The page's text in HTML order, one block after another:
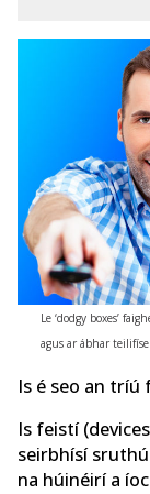
Le ‘dodgy boxes’
agus ar ábhar
Is é seo an tríú
Is feistí
seirbhísí
na húinéirí a